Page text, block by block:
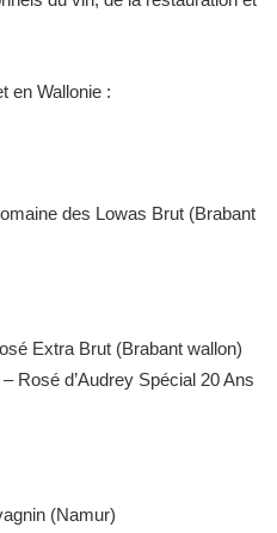
en Wallonie :
des Lowas Brut (Brabant
Extra Brut (Brabant wallon)
Rosé d’Audrey Spécial 20 Ans
(Namur)